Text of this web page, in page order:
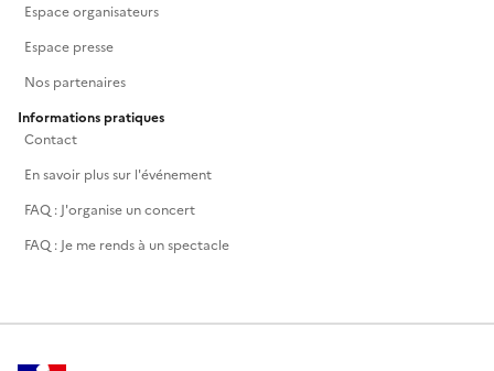
Espace organisateurs
Espace presse
Nos partenaires
Informations pratiques
Contact
En savoir plus sur l'événement
FAQ : J'organise un concert
FAQ : Je me rends à un spectacle